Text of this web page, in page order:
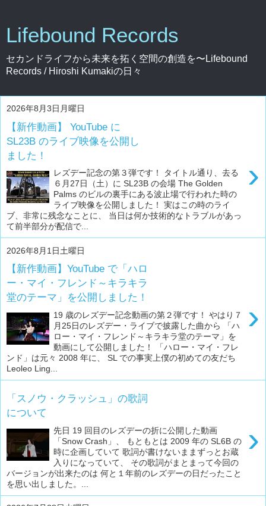
Lifebound Records
セカンドライフから未来を拓く空間の創造を〜Lifebound
Records / Hiroshi Kumakiの日々
2026年8月3日月曜日
【新作動画】 YouTube に
SL23B のライブ映像を公開し
ました！
›
レズデー記念の第３弾です！ タイトル通り、去る
６月27日（土）に SL23B の会場 The Golden
Palms のビルの裏手にある波止場で行われた時の
ライブ映像を公開しました！ 実はこの時のライ
ブ、非常に残念なことに、 当日は何か技術的なトラブルがあっ
て前半部分が配信で...
2026年8月1日土曜日
【新作動画】YouTube で「ハロ
ー・マイ・フレンド～キラキラ
堂のテーマ」を公開しました！
›
19 歳のレズデー記念動画の第２弾です！ やはり７
月25日のレズデー・ライブで披露した曲から 「ハ
ロー・マイ・フレンド～キラキラ堂のテーマ」を
動画にして公開しました！ 「ハロー・マイ・フレ
ンド」は元々 2008 年に、 SL での事実上僕の初めての友だち
Leoleo Ling...
「スノウ・クラッシュ」の歌詞
について
›
先日 19 回目のレズデーの折に公開した動画
「Snow Crash」、 もともとは 2009 年の SL6B の
時に企画していて 歌詞が書けないままずっとお蔵
入りになっていて、 その歌詞がまとまって今回の
バージョンが出来たのは 何と１年前のレズデーの日だったこと
を思い出しました。...